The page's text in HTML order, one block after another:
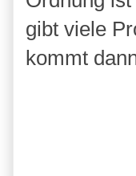
gibt viele
kommt